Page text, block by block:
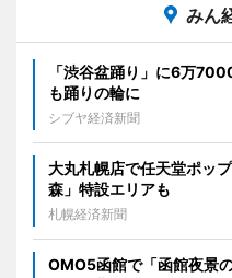
みん
「渋谷盆踊り」に6万
も踊りの輪に
シブヤ経済新聞
大丸札幌店で任天堂ポッ
森」特設エリアも
札幌経済新聞
OMO5函館で「函館夜景